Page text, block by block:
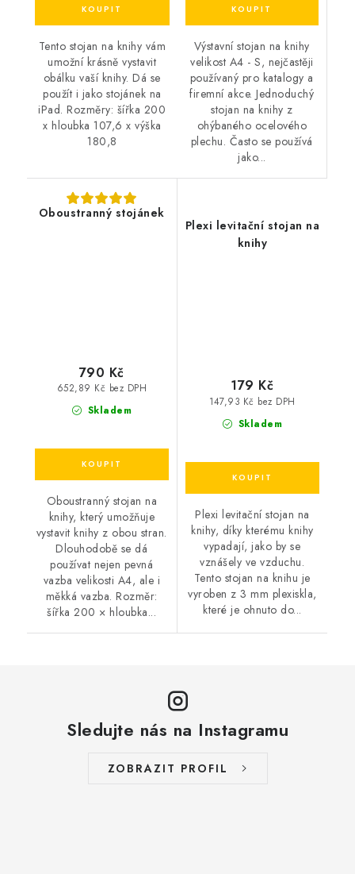
Tento stojan na knihy vám
umožní krásně vystavit
obálku vaší knihy. Dá se
použít i jako stojánek na
iPad. Rozměry: šířka 200
x hloubka 107,6 x výška
180,8
Výstavní stojan na knihy
velikost A4 - S, nejčastěji
používaný pro katalogy a
firemní akce. Jednoduchý
stojan na knihy z
ohýbaného ocelového
plechu. Často se používá
jako...
Oboustranný stojánek
Skladem
652,89 Kč bez DPH
790 Kč
Oboustranný stojan na
knihy, který umožňuje
vystavit knihy z obou stran.
Dlouhodobě se dá
používat nejen pevná
vazba velikosti A4, ale i
měkká vazba. Rozměr:
šířka 200 × hloubka...
Plexi levitační stojan na
knihy
Skladem
147,93 Kč bez DPH
179 Kč
Plexi levitační stojan na
knihy, díky kterému knihy
vypadají, jako by se
vznášely ve vzduchu.
Tento stojan na knihu je
vyroben z 3 mm plexiskla,
které je ohnuto do...
Sledujte nás na Instagramu
ZOBRAZIT PROFIL